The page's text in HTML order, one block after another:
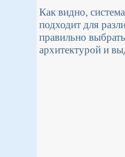
Как видно,
подходит для
правильно
архитектурой и